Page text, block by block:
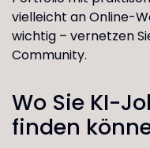
vielleicht an Online-
wichtig – vernetzen
Community.
Wo Sie KI-
finden